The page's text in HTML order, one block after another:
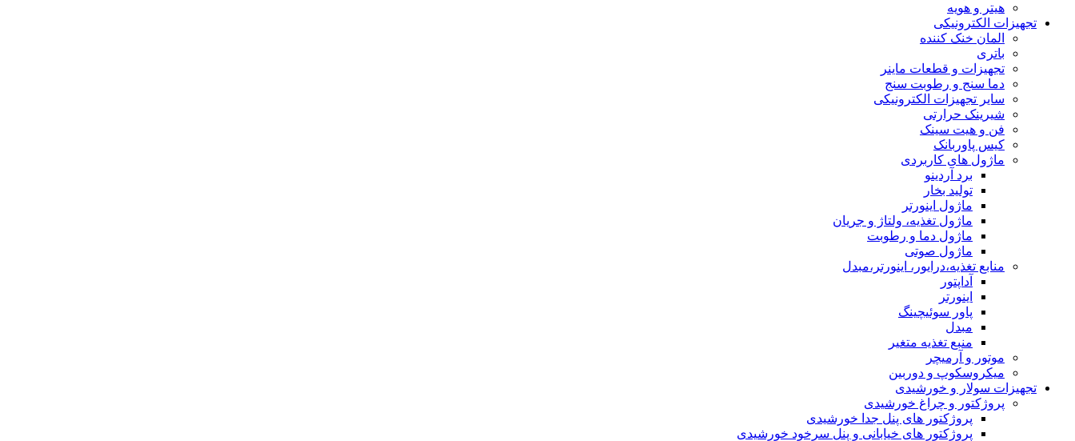
هیتر و هویه
تجهیزات الکترونیکی
المان خنک کننده
باتری
تجهیزات و قطعات ماینر
دما سنج و رطوبت سنج
سایر تجهیزات الکترونیکی
شیرینک حرارتی
فن و هیت سینک
کیس پاوربانک
ماژول های کاربردی
برد آردینو
تولید بخار
ماژول اینورتر
ماژول تغذیه، ولتاژ و جریان
ماژول دما و رطوبت
ماژول صوتی
منابع تغذیه،درایور، اینورتر،مبدل
آداپتور
اینورتر
پاور سوئیچینگ
مبدل
منبع تغذیه متغیر
موتور و آرمیچر
میکروسکوپ و دوربین
تجهیزات سولار و خورشیدی
پروژکتور و چراغ خورشیدی
پروژکتور های پنل جدا خورشیدی
پروژکتور های خیابانی و پنل سرخود خورشیدی